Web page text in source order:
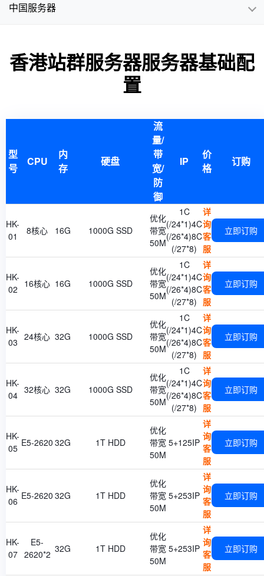
中国服务器
香港站群服务器服务器基础配
置
型
号
CPU
内
存
硬盘
流
量/
带
宽/
防
御
IP
价
格
订购
HK-
01
8核心 16G 1000G SSD
优化
带宽
50M
1C
(/24*1)4C
(/26*4)8C
(/27*8)
详
询
客
服
立即订购
HK-
02
16核心 16G 1000G SSD
优化
带宽
50M
1C
(/24*1)4C
(/26*4)8C
(/27*8)
详
询
客
服
立即订购
HK-
03 24核心 32G 1000G SSD
优化
带宽
50M
1C
(/24*1)4C
(/26*4)8C
(/27*8)
详
询
客
服
立即订购
HK-
04 32核心 32G 1000G SSD
优化
带宽
50M
1C
(/24*1)4C
(/26*4)8C
(/27*8)
详
询
客
服
立即订购
HK-
05 E5-2620 32G 1T HDD
优化
带宽
50M
5+125IP
详
询
客
服
立即订购
HK-
06 E5-2620 32G 1T HDD
优化
带宽
50M
5+253IP
详
询
客
服
立即订购
HK-
07
E5-
2620*2 32G 1T HDD
优化
带宽
50M
5+253IP
详
询
客
服
立即订购